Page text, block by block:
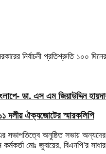
নির্বাচনী প্রতিশ্রুতি ১০০
ডা. এস এম জিয়াউদ্দিন
দলীয় ঐক্যজোটের স্মারকলিপি
অনুষ্ঠিত সভায়
কর্মকর্তা মোঃ জুবায়ের, বিএনপি’র